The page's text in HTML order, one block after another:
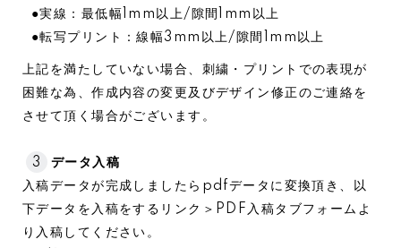
●実線：最低幅1mm以上/隙間1mm以上
●転写プリント：線幅3mm以上/隙間1mm以上
上記を満たしていない場合、刺繍・プリントでの表現が
困難な為、作成内容の変更及びデザイン修正のご連絡を
させて頂く場合がございます。
3
データ入稿
入稿データが完成しましたらpdfデータに変換頂き、以
下データを入稿をするリンク＞PDF入稿タブフォームよ
り入稿してください。